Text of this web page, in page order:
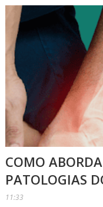
COMO
PATOLOGIAS
11:33